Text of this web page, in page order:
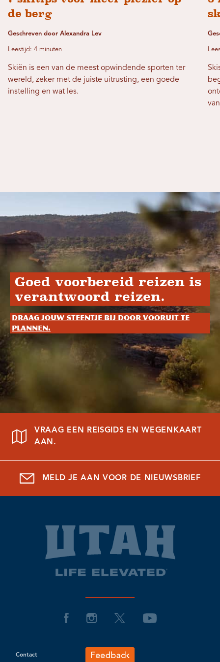
de berg
Geschreven door Alexandra Lev
Leestijd: 4 minuten
Skiën is een van de meest opwindende sporten ter
wereld, zeker met de juiste uitrusting, een goede
instelling en wat les.
Goed voorbereid reizen is
verantwoord reizen.
Draag jouw steentje bij door vooruit te
plannen.
VRAAG EEN REISGIDS EN WEGENKAART
AAN.
MELD JE AAN VOOR DE NIEUWSBRIEF
Contact